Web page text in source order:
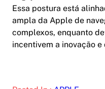
Essa postura está
ampla da Apple de
complexos, enquanto
incentivem a inovação